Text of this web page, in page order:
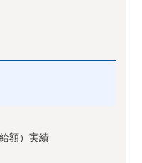
額）実績